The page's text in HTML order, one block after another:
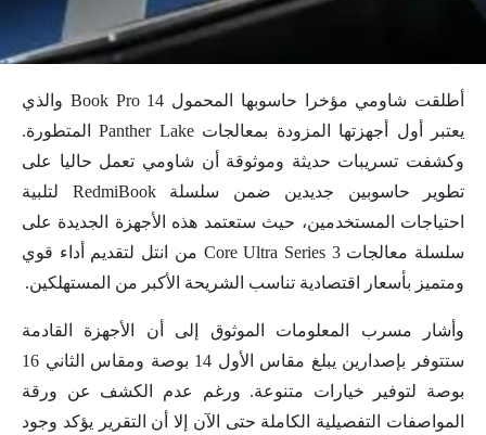
أطلقت شاومي مؤخرا حاسوبها المحمول Book Pro 14 والذي
يعتبر أول أجهزتها المزودة بمعالجات Panther Lake المتطورة.
وكشفت تسريبات حديثة وموثوقة أن شاومي تعمل حاليا على
تطوير حاسوبين جديدين ضمن سلسلة RedmiBook لتلبية
احتياجات المستخدمين، حيث ستعتمد هذه الأجهزة الجديدة على
سلسلة معالجات Core Ultra Series 3 من انتل لتقديم أداء قوي
ومتميز بأسعار اقتصادية تناسب الشريحة الأكبر من المستهلكين.
وأشار مسرب المعلومات الموثوق إلى أن الأجهزة القادمة
ستتوفر بإصدارين يبلغ مقاس الأول 14 بوصة ومقاس الثاني 16
بوصة لتوفير خيارات متنوعة. ورغم عدم الكشف عن ورقة
المواصفات التفصيلية الكاملة حتى الآن إلا أن التقرير يؤكد وجود